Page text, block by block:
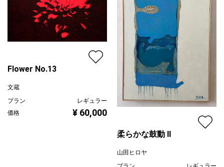
Flower No.13
文蔵
プラン
レギュラー
価格
¥ 60,000
柔らかな鼓動 Ⅱ
山田ヒロヤ